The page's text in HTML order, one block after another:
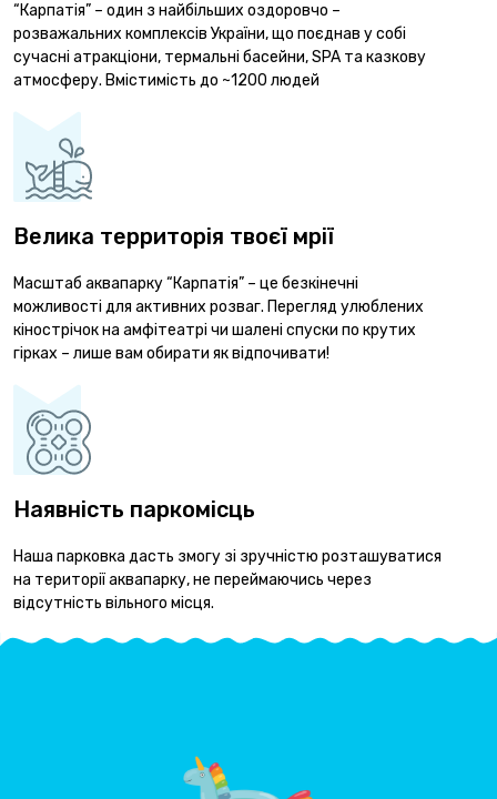
“Карпатія” – один з найбільших оздоровчо –
розважальних комплексів України, що поєднав у собі
сучасні атракціони, термальні басейни, SPA та казкову
атмосферу. Вмістимість до ~1200 людей
Велика территорія твоєї мрії
Масштаб аквапарку “Карпатія” – це безкінечні
можливості для активних розваг. Перегляд улюблених
кінострічок на амфітеатрі чи шалені спуски по крутих
гірках – лише вам обирати як відпочивати!
Наявність паркомісць
Наша парковка дасть змогу зі зручністю розташуватися
на території аквапарку, не переймаючись через
відсутність вільного місця.